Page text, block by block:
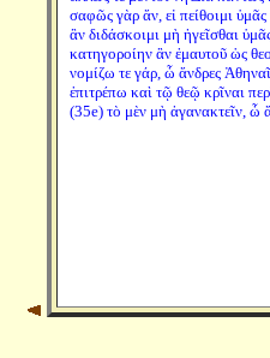
σαφῶς γὰρ ἄν, εἰ πείθοιμι
ἂν διδάσκοιμι μὴ ἡγεῖσθαι
κατηγοροίην ἂν ἐμαυτοῦ ὡς
νομίζω τε γάρ, ὦ ἄνδρες
ἐπιτρέπω καὶ τῷ θεῷ κρῖναι
(35e) τὸ μὲν μὴ ἀγανακτεῖν, ὦ